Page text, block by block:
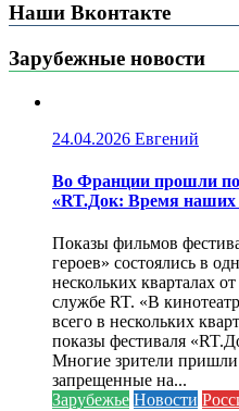
Наши Вконтакте
Зарубежные новости
24.04.2026 Евгений
Во Франции прошли
«RT.Док: Время наших
Показы фильмов
героев» состоялись в
нескольких кварталах
службе RT. «В
всего в нескольких
показы фестиваля
Многие зрители
запрещенные на...
Зарубежье Новости